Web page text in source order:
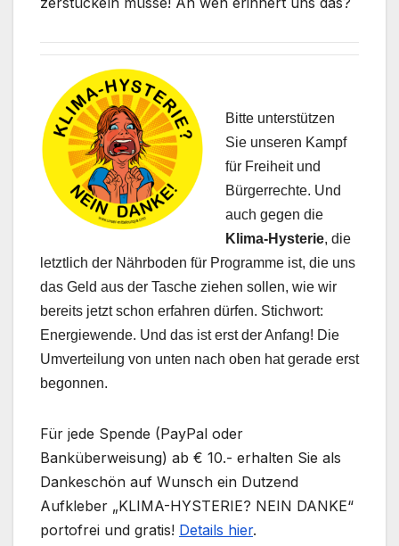
Bitte unterstützen
Sie unseren Kampf
für Freiheit und
Bürgerrechte. Und
auch gegen die
Klima-Hysterie, die
letztlich der Nährboden für Programme ist, die uns
das Geld aus der Tasche ziehen sollen, wie wir
bereits jetzt schon erfahren dürfen. Stichwort:
Energiewende. Und das ist erst der Anfang! Die
Umverteilung von unten nach oben hat gerade erst
begonnen.
Für jede Spende (PayPal oder
Banküberweisung) ab € 10.- erhalten Sie als
Dankeschön auf Wunsch ein Dutzend
Aufkleber „KLIMA-HYSTERIE? NEIN DANKE“
portofrei und gratis! Details hier.